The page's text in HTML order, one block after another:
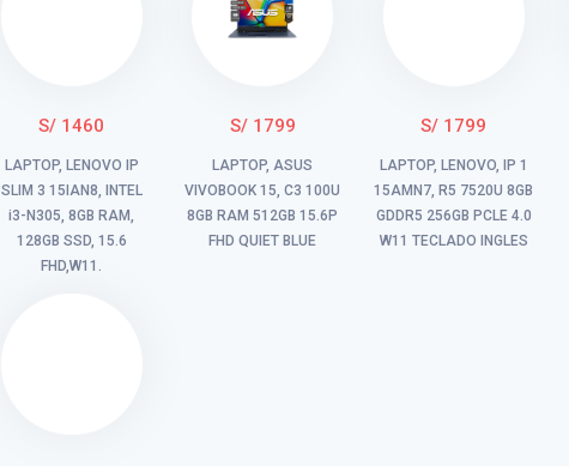
S/ 1460
LAPTOP, LENOVO IP
SLIM 3 15IAN8, INTEL
i3-N305, 8GB RAM,
128GB SSD, 15.6
FHD,W11.
S/ 1799
LAPTOP, ASUS
VIVOBOOK 15, C3 100U
8GB RAM 512GB 15.6P
FHD QUIET BLUE
S/ 1799
LAPTOP, LENOVO, IP 1
15AMN7, R5 7520U 8GB
GDDR5 256GB PCLE 4.0
W11 TECLADO INGLES